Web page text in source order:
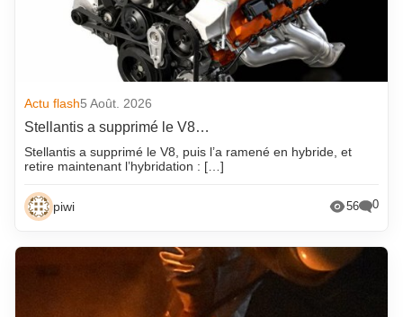
Actu flash5 Août. 2026
Stellantis a supprimé le V8…
Stellantis a supprimé le V8, puis l’a ramené en hybride, et
retire maintenant l’hybridation : […]
piwi 56 0